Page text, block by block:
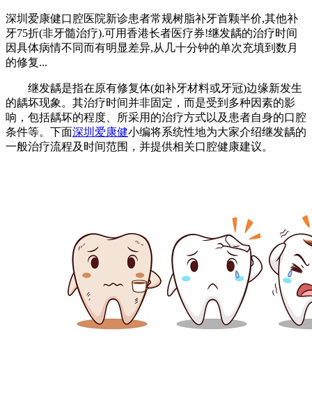
深圳爱康健口腔医院新诊患者常规树脂补牙首颗半价,其他补
牙75折(非牙髓治疗).可用香港长者医疗券!继发龋的治疗时间
因具体病情不同而有明显差异,从几十分钟的单次充填到数月
的修复...
继发龋是指在原有修复体(如补牙材料或牙冠)边缘新发生
的龋坏现象。其治疗时间并非固定，而是受到多种因素的影
响，包括龋坏的程度、所采用的治疗方式以及患者自身的口腔
条件等。下面深圳爱康健小编将系统性地为大家介绍继发龋的
一般治疗流程及时间范围，并提供相关口腔健康建议。